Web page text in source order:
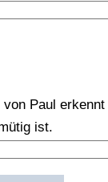
von Paul
ist.